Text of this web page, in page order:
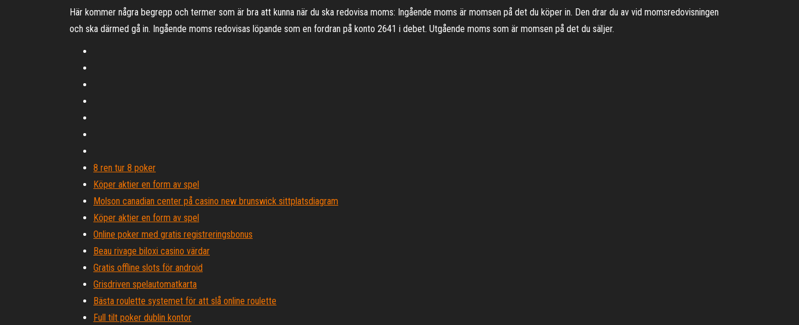
Här kommer några begrepp och termer som är bra att kunna när du ska redovisa moms: Ingående moms är momsen på det du köper in. Den drar du av vid momsredovisningen
och ska därmed gå in. Ingående moms redovisas löpande som en fordran på konto 2641 i debet. Utgående moms som är momsen på det du säljer.
8 ren tur 8 poker
Köper aktier en form av spel
Molson canadian center på casino new brunswick sittplatsdiagram
Köper aktier en form av spel
Online poker med gratis registreringsbonus
Beau rivage biloxi casino värdar
Gratis offline slots för android
Grisdriven spelautomatkarta
Bästa roulette systemet för att slå online roulette
Full tilt poker dublin kontor